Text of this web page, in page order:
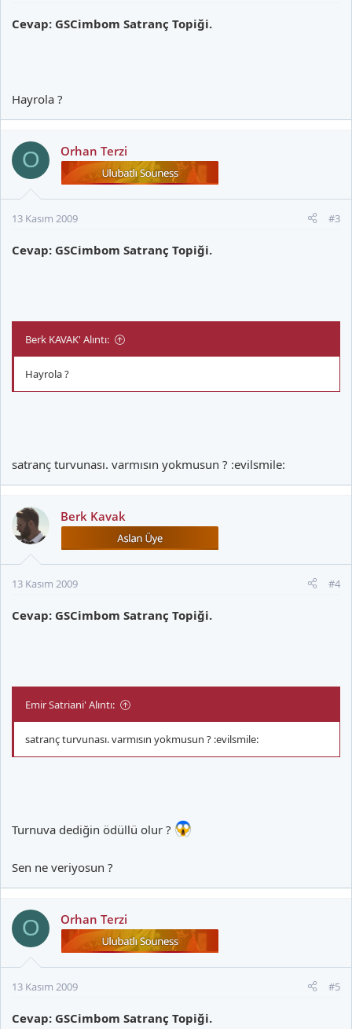
Cevap: GSCimbom Satranç Topiği.
Hayrola ?
O Orhan Terzi
13 Kasım 2009 #3
Cevap: GSCimbom Satranç Topiği.
Berk KAVAK' Alıntı:
Hayrola ?
satranç turvunası. varmısın yokmusun ? :evilsmile:
Berk Kavak
13 Kasım 2009 #4
Cevap: GSCimbom Satranç Topiği.
Emir Satriani' Alıntı:
satranç turvunası. varmısın yokmusun ? :evilsmile:
Turnuva dediğin ödüllü olur ?
Sen ne veriyosun ?
O Orhan Terzi
13 Kasım 2009 #5
Cevap: GSCimbom Satranç Topiği.